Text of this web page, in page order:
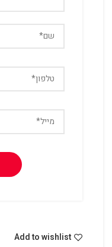
Add to wishlist